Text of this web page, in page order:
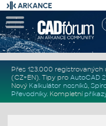
Přes 123.000 registrovaných
(CZ+EN). Tipy pro AutoCAD
Nový Kalkulátor nosníků,
Převodníky. Kompletní